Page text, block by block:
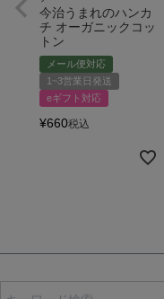
今治うまれのハンカ
チ オーガニックコッ
トン
メール便対応
1~3営業日発送
eギフト対応
¥660税込